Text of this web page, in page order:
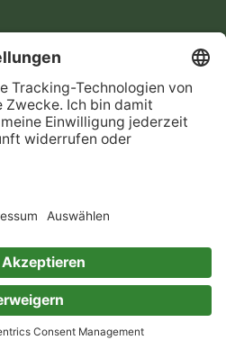
gutes Buch